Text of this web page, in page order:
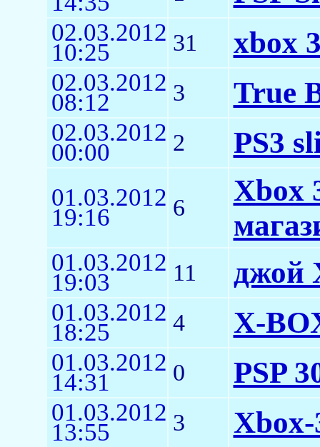
02.03.2012
10:25 31 xbox
02.03.2012
08:12 3 True
02.03.2012
00:00 2 PS3
01.03.2012
19:16 6
Xbox
01.03.2012
19:03 11 джой
01.03.2012
18:25 4 X-
01.03.2012
14:31 0 PSP
01.03.2012
13:55 3 Xbox-